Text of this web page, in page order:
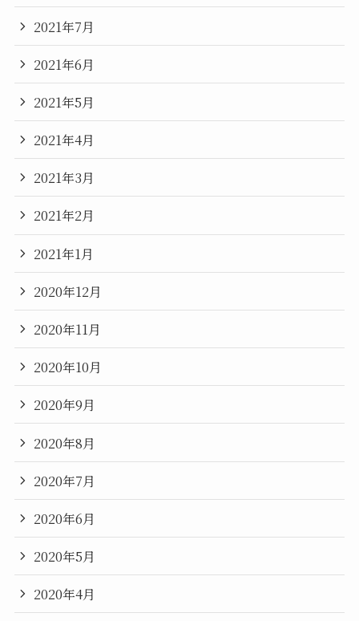
2021年7月
2021年6月
2021年5月
2021年4月
2021年3月
2021年2月
2021年1月
2020年12月
2020年11月
2020年10月
2020年9月
2020年8月
2020年7月
2020年6月
2020年5月
2020年4月